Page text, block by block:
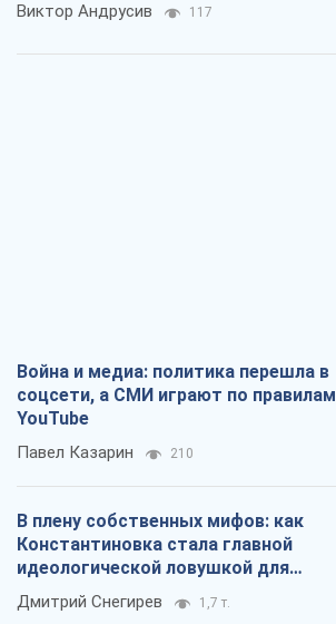
Виктор Андрусив 117
Война и медиа: политика перешла в
соцсети, а СМИ играют по правилам
YouTube
Павел Казарин 210
В плену собственных мифов: как
Константиновка стала главной
идеологической ловушкой для
российских оккупантов
Дмитрий Снегирев 1,7 т.